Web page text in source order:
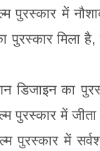
पुरस्कार में
पुरस्कार मिला
डिजाइन का
पुरस्कार में
पुरस्कार में